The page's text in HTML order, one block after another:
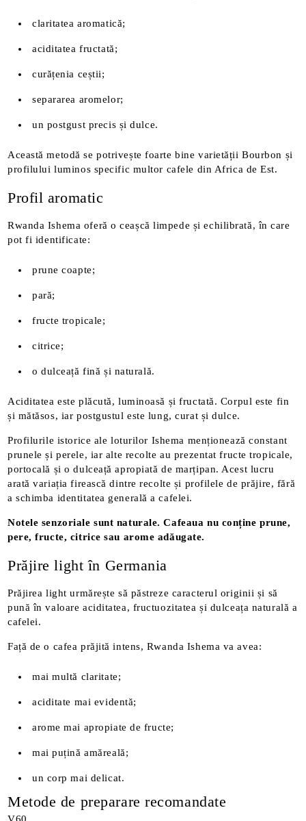
claritatea aromatică;
aciditatea fructată;
curățenia ceștii;
separarea aromelor;
un postgust precis și dulce.
Această metodă se potrivește foarte bine varietății Bourbon și
profilului luminos specific multor cafele din Africa de Est.
Profil aromatic
Rwanda Ishema oferă o ceașcă limpede și echilibrată, în care
pot fi identificate:
prune coapte;
pară;
fructe tropicale;
citrice;
o dulceață fină și naturală.
Aciditatea este plăcută, luminoasă și fructată. Corpul este fin
și mătăsos, iar postgustul este lung, curat și dulce.
Profilurile istorice ale loturilor Ishema menționează constant
prunele și perele, iar alte recolte au prezentat fructe tropicale,
portocală și o dulceață apropiată de marțipan. Acest lucru
arată variația firească dintre recolte și profilele de prăjire, fără
a schimba identitatea generală a cafelei.
Notele senzoriale sunt naturale. Cafeaua nu conține prune,
pere, fructe, citrice sau arome adăugate.
Prăjire light în Germania
Prăjirea light urmărește să păstreze caracterul originii și să
pună în valoare aciditatea, fructuozitatea și dulceața naturală a
cafelei.
Față de o cafea prăjită intens, Rwanda Ishema va avea:
mai multă claritate;
aciditate mai evidentă;
arome mai apropiate de fructe;
mai puțină amăreală;
un corp mai delicat.
Metode de preparare recomandate
V60